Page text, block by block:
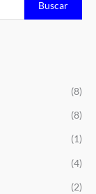
Buscar
(8)
(8)
(1)
(4)
(2)